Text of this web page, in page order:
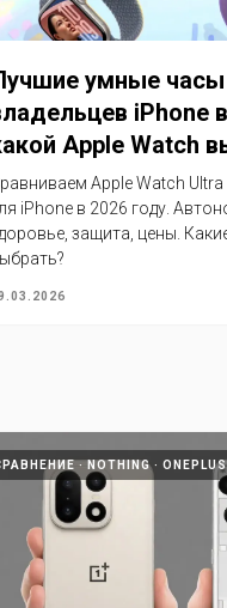
умные
iPhone
Apple Watch
Apple Watch Ultra
iPhone в 2026 году.
защита, цены.
NOTHING ONEPLUS